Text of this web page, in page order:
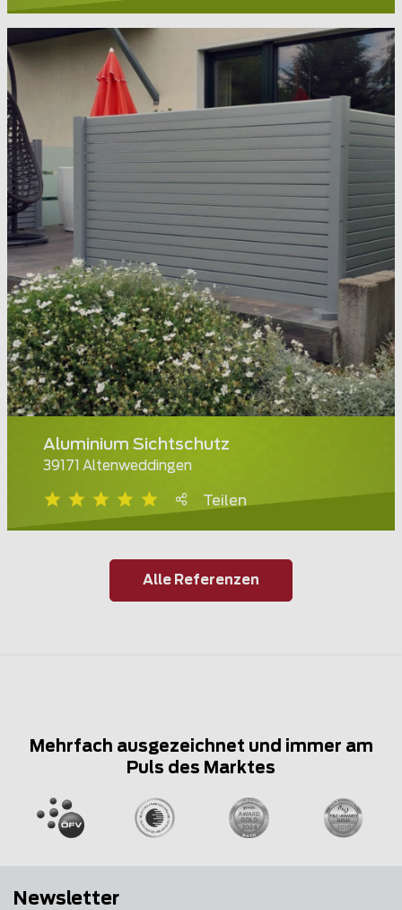
Aluminium Sichtschutz
39171 Altenweddingen
Teilen
Alle Referenzen
Mehrfach ausgezeichnet und immer am
Puls des Marktes
Newsletter